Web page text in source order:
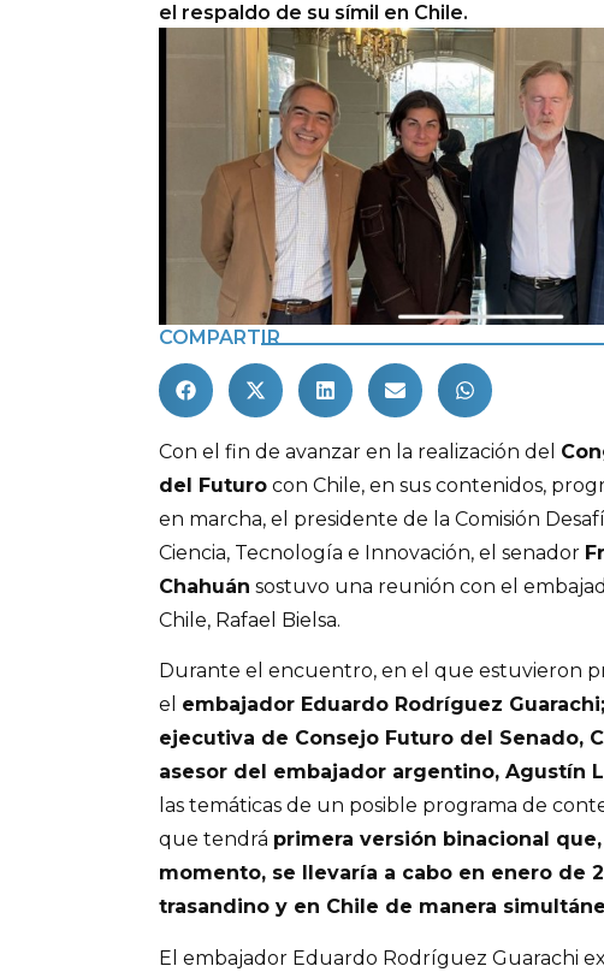
el respaldo de su símil en Chile.
COMPARTIR
Con el fin de avanzar en la realización del
del Futuro con Chile, en sus contenidos,
en marcha, el presidente de la Comisión
Ciencia, Tecnología e Innovación, el senador
Chahuán sostuvo una reunión con el
Chile, Rafael Bielsa.
Durante el encuentro, en el que estuvieron
el embajador Eduardo Rodríguez
ejecutiva de Consejo Futuro del Senado,
asesor del embajador argentino, Agustín
las temáticas de un posible programa de
que tendrá primera versión binacional que,
momento, se llevaría a cabo en enero de
trasandino y en Chile de manera
El embajador Eduardo Rodríguez Guarachi